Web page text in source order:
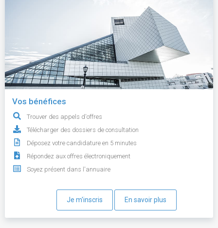
Vos bénéfices
Trouver des appels d'offres
Télécharger des dossiers de consultation
Déposez votre candidature en 5 minutes
Répondez aux offres électroniquement
Soyez présent dans l'annuaire
Je m'inscris En savoir plus